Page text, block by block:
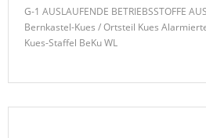
G-1 AUSLAUFENDE BETRIEBSSTOFFE
Bernkastel-Kues / Ortsteil Kues
Kues-Staffel BeKu WL